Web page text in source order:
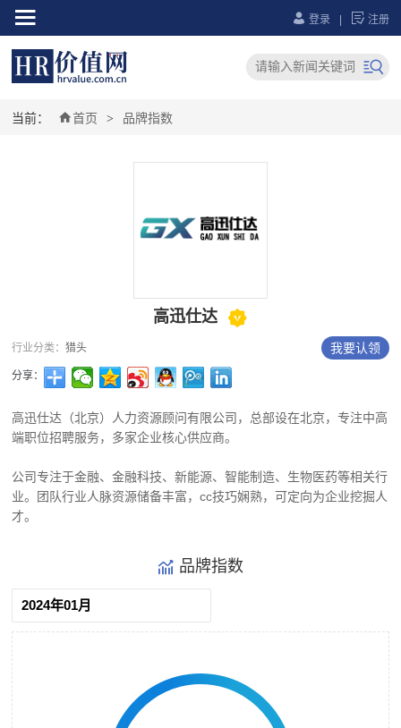
  登录  注册

当前： 首页 > 品牌指数
高迅仕达 
行业分类：猎头 我要认领
分享：
高迅仕达（北京）人力资源顾问有限公司，总部设在北京，专注中高
端职位招聘服务，多家企业核心供应商。
公司专注于金融、金融科技、新能源、智能制造、生物医药等相关行
业。团队行业人脉资源储备丰富，cc技巧娴熟，可定向为企业挖掘人
才。
 品牌指数